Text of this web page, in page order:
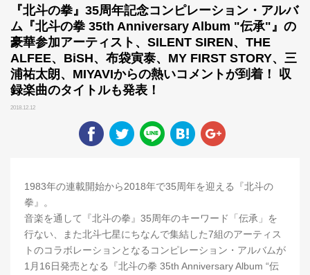
『北斗の拳』35周年記念コンピレーション・アルバ
ム『北斗の拳 35th Anniversary Album "伝承"』の
豪華参加アーティスト、SILENT SIREN、THE
ALFEE、BiSH、布袋寅泰、MY FIRST STORY、三
浦祐太朗、MIYAVIからの熱いコメントが到着！ 収
録楽曲のタイトルも発表！
2018.12.12
1983年の連載開始から2018年で35周年を迎える『北斗の
拳』。
音楽を通して『北斗の拳』35周年のキーワード「伝承」を
行ない、また北斗七星にちなんで集結した7組のアーティス
トのコラボレーションとなるコンピレーション・アルバムが
1月16日発売となる『北斗の拳 35th Anniversary Album “伝